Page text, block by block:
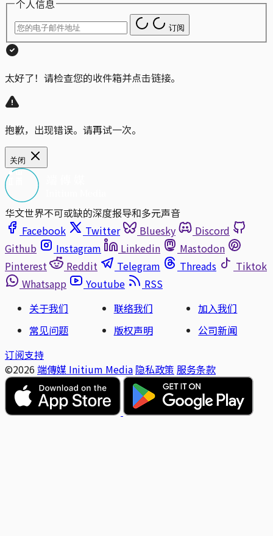
个人信息
订阅
太好了！请检查您的收件箱并点击链接。
抱歉，出现错误。请再试一次。
关闭
华文世界不可或缺的深度报导和多元声音
Facebook
Twitter Bluesky
Discord
Github
Instagram Linkedin
Mastodon
Pinterest
Reddit Telegram Threads
Tiktok
Whatsapp
Youtube
RSS
关于我们
联络我们
加入我们
常见问题
版权声明
公司新闻
订阅支持
©2026 端傳媒 Initium Media 隐私政策 服务条款